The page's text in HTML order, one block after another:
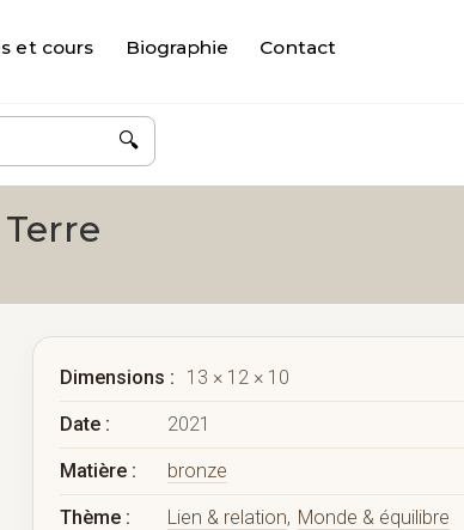
et cours Biographie Contact
🔍
Dimensions : 13 × 12 × 10
Date : 2021
Matière : bronze
Thème : Lien & relation, Monde & équilibre